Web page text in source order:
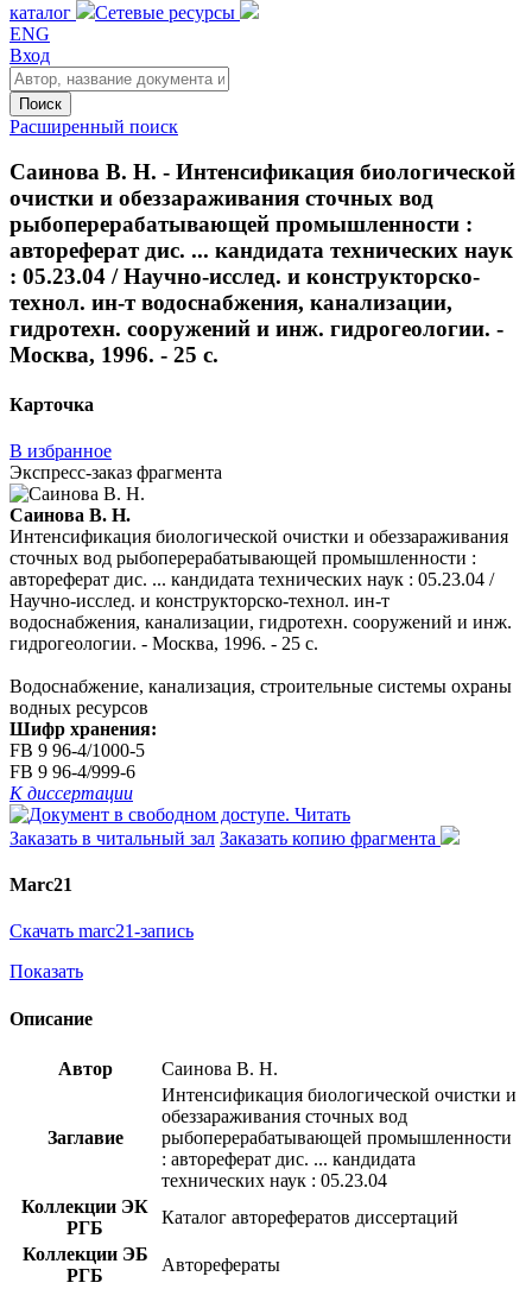
каталог
Сетевые ресурсы
ENG
Вход
Поиск
Расширенный поиск
Саинова В. Н. - Интенсификация биологической
очистки и обеззараживания сточных вод
рыбоперерабатывающей промышленности :
автореферат дис. ... кандидата технических наук
: 05.23.04 / Научно-исслед. и конструкторско-
технол. ин-т водоснабжения, канализации,
гидротехн. сооружений и инж. гидрогеологии. -
Москва, 1996. - 25 с.
Карточка
В избранное
Экспресс-заказ фрагмента
Саинова В. Н.
Интенсификация биологической очистки и обеззараживания
сточных вод рыбоперерабатывающей промышленности :
автореферат дис. ... кандидата технических наук : 05.23.04 /
Научно-исслед. и конструкторско-технол. ин-т
водоснабжения, канализации, гидротехн. сооружений и инж.
гидрогеологии. - Москва, 1996. - 25 с.
Водоснабжение, канализация, строительные системы охраны
водных ресурсов
Шифр хранения:
FB 9 96-4/1000-5
FB 9 96-4/999-6
К диссертации
Читать
Заказать в читальный зал Заказать копию фрагмента
Marc21
Скачать marc21-запись
Показать
Описание
Автор Саинова В. Н.
Заглавие
Интенсификация биологической очистки и
обеззараживания сточных вод
рыбоперерабатывающей промышленности
: автореферат дис. ... кандидата
технических наук : 05.23.04
Коллекции ЭК
РГБ
Каталог авторефератов диссертаций
Коллекции ЭБ
РГБ
Авторефераты